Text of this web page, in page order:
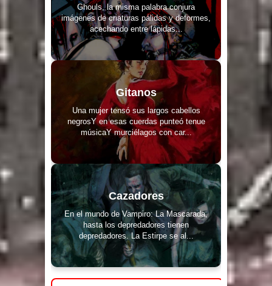
Ghouls, la misma palabra conjura
imágenes de criaturas pálidas y deformes,
acechando entre lápidas...
Gitanos
Una mujer tensó sus largos cabellos
negrosY en esas cuerdas punteó tenue
músicaY murciélagos con car...
Cazadores
En el mundo de Vampiro: La Mascarada,
hasta los depredadores tienen
depredadores. La Estirpe se al...